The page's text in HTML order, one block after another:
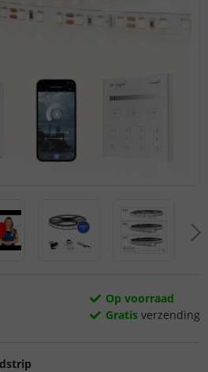
Op voorraad
Gratis verzending